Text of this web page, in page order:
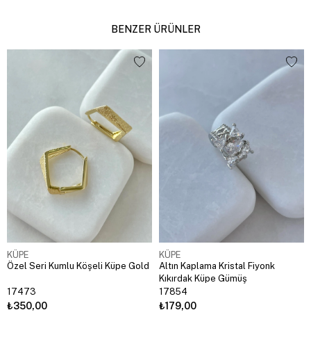
BENZER ÜRÜNLER
KÜPE
Özel Seri Kumlu Köşeli Küpe Gold
17473
₺350,00
KÜPE
Altın Kaplama Kristal Fiyonk
Kıkırdak Küpe Gümüş
17854
₺179,00